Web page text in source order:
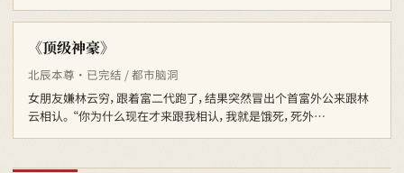
《顶级神豪》
北辰本尊 · 已完结 / 都市脑洞
女朋友嫌林云穷，跟着富二代跑了，结果突然冒出个首富外公来跟林
云相认。 “你为什么现在才来跟我相认，我就是饿死，死外…